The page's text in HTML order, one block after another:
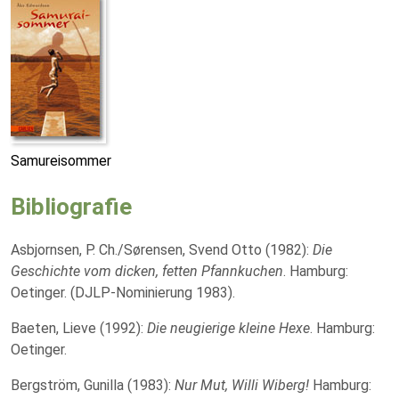
Samureisommer
Bibliografie
Asbjornsen, P. Ch./Sørensen, Svend Otto (1982): Die
Geschichte vom dicken, fetten Pfannkuchen. Hamburg:
Oetinger. (DJLP-Nominierung 1983).
Baeten, Lieve (1992): Die neugierige kleine Hexe. Hamburg:
Oetinger.
Bergström, Gunilla (1983): Nur Mut, Willi Wiberg! Hamburg: